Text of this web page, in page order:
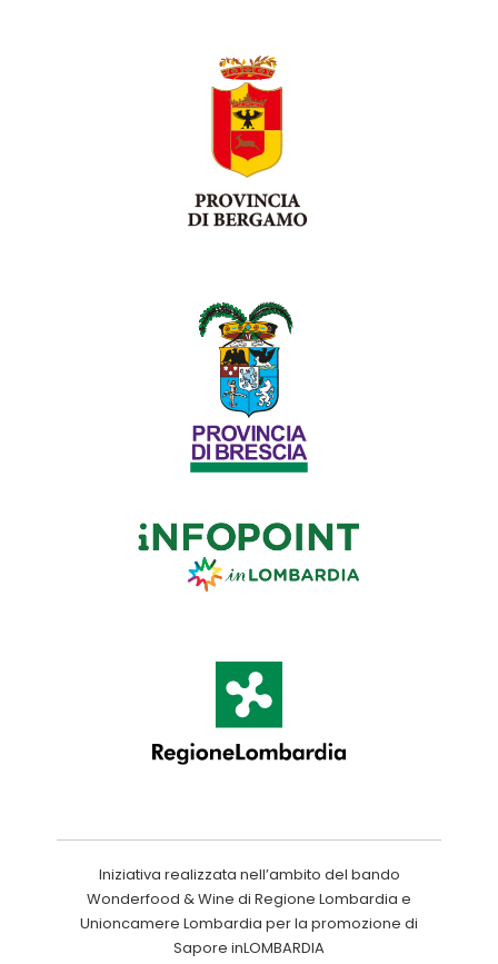
Iniziativa realizzata nell’ambito del bando
Wonderfood & Wine di Regione Lombardia e
Unioncamere Lombardia per la promozione di
Sapore inLOMBARDIA